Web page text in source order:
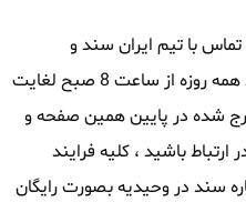
با تیم ایران سند و
کارشناسان این مجموعه میتوانید همه روزه از ساعت 8 صبح لغایت
درج شده در پایین همین صفحه و
ارتباط باشید ، کلیه فرایند
سند در وحیدیه بصورت رایگان